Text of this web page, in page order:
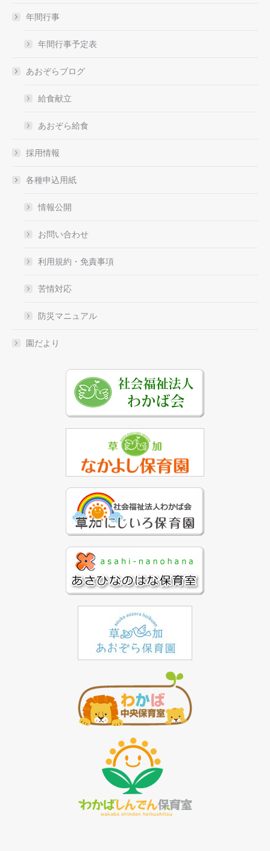
年間行事
年間行事予定表
あおぞらブログ
給食献立
あおぞら給食
採用情報
各種申込用紙
情報公開
お問い合わせ
利用規約・免責事項
苦情対応
防災マニュアル
園だより